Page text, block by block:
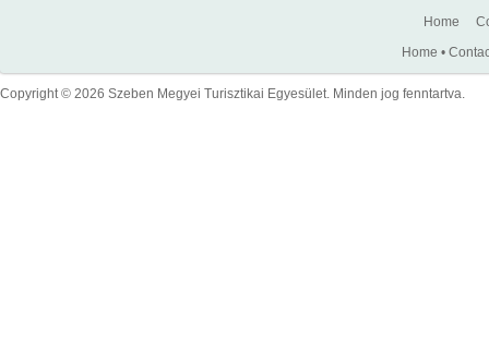
Home
Home •
Copyright © 2026 Szeben Megyei Turisztikai Egyesület. Minden jog fenntartva.